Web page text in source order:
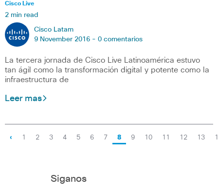
Cisco Live
2 min read
Cisco Latam
9 November 2016 - 0 comentarios
La tercera jornada de Cisco Live Latinoamérica estuvo
tan ágil como la transformación digital y potente como la
infraestructura de
Leer mas
‹ 1 2 3 4 5 6 7 8 9 10 11 12 13
Siganos